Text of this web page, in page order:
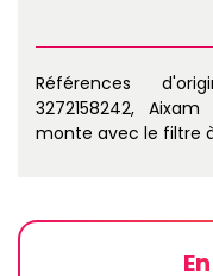
Références
3272158242,
monte avec le filtre